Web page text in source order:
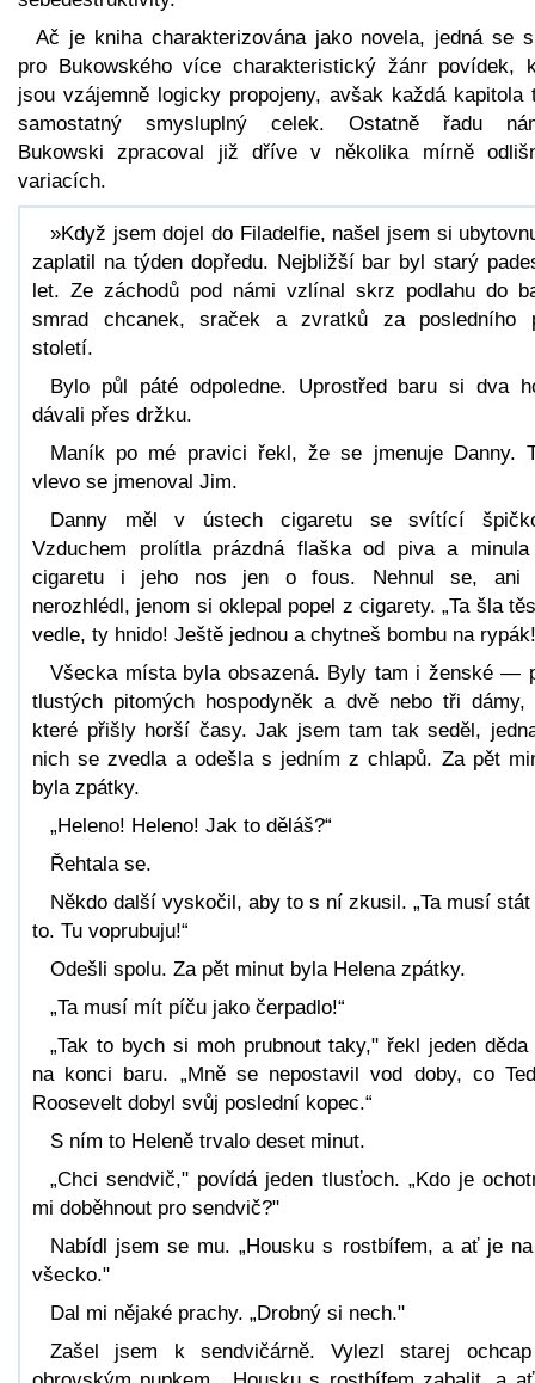
Ač je kniha charakterizována jako novela, jedná se
pro Bukowského více charakteristický žánr povídek,
jsou vzájemně logicky propojeny, avšak každá kapitola
samostatný smysluplný celek. Ostatně řadu
Bukowski zpracoval již dříve v několika mírně
variacích.
»Když jsem dojel do Filadelfie, našel jsem si
zaplatil na týden dopředu. Nejbližší bar byl starý
let. Ze záchodů pod námi vzlínal skrz podlahu do
smrad chcanek, sraček a zvratků za posledního
století.
Bylo půl páté odpoledne. Uprostřed baru si dva
dávali přes držku.
Maník po mé pravici řekl, že se jmenuje Danny.
vlevo se jmenoval Jim.
Danny měl v ústech cigaretu se svítící
Vzduchem prolítla prázdná flaška od piva a
cigaretu i jeho nos jen o fous. Nehnul se, ani
nerozhlédl, jenom si oklepal popel z cigarety. „Ta šla
vedle, ty hnido! Ještě jednou a chytneš bombu na
Všecka místa byla obsazená. Byly tam i ženské —
tlustých pitomých hospodyněk a dvě nebo tři dámy,
které přišly horší časy. Jak jsem tam tak seděl,
nich se zvedla a odešla s jedním z chlapů. Za pět
byla zpátky.
„Heleno! Heleno! Jak to děláš?“
Řehtala se.
Někdo další vyskočil, aby to s ní zkusil. „Ta musí stát
to. Tu voprubuju!“
Odešli spolu. Za pět minut byla Helena zpátky.
„Ta musí mít píču jako čerpadlo!“
„Tak to bych si moh prubnout taky," řekl jeden děda
na konci baru. „Mně se nepostavil vod doby, co
Roosevelt dobyl svůj poslední kopec.“
S ním to Heleně trvalo deset minut.
„Chci sendvič," povídá jeden tlusťoch. „Kdo je
mi doběhnout pro sendvič?"
Nabídl jsem se mu. „Housku s rostbífem, a ať je
všecko."
Dal mi nějaké prachy. „Drobný si nech."
Zašel jsem k sendvičárně. Vylezl starej